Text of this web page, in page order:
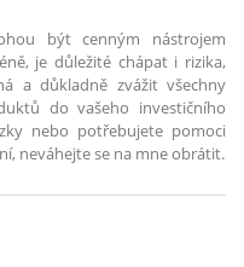
být cenným nástrojem
je důležité chápat i rizika,
a důkladně zvážit všechny
do vašeho investičního
nebo potřebujete pomoci
neváhejte se na mne obrátit.